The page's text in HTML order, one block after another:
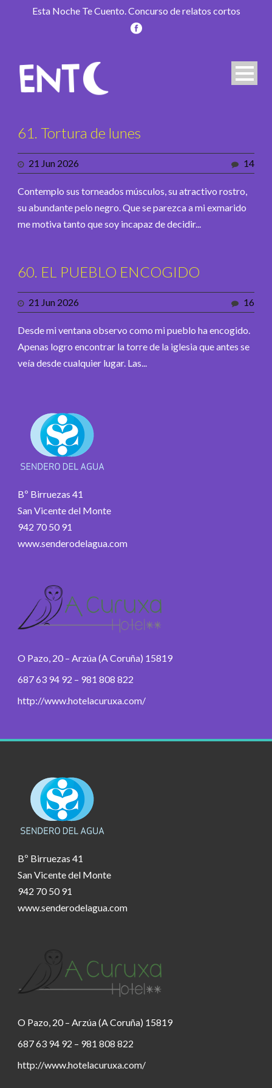
Esta Noche Te Cuento. Concurso de relatos cortos
61. Tortura de lunes
21 Jun 2026 14
Contemplo sus torneados músculos, su atractivo rostro,
su abundante pelo negro. Que se parezca a mi exmarido
me motiva tanto que soy incapaz de decidir...
60. EL PUEBLO ENCOGIDO
21 Jun 2026 16
Desde mi ventana observo como mi pueblo ha encogido.
Apenas logro encontrar la torre de la iglesia que antes se
veía desde cualquier lugar. Las...
Bº Birruezas 41
San Vicente del Monte
942 70 50 91
www.senderodelagua.com
O Pazo, 20 – Arzúa (A Coruña) 15819
687 63 94 92 – 981 808 822
http://www.hotelacuruxa.com/
Bº Birruezas 41
San Vicente del Monte
942 70 50 91
www.senderodelagua.com
O Pazo, 20 – Arzúa (A Coruña) 15819
687 63 94 92 – 981 808 822
http://www.hotelacuruxa.com/